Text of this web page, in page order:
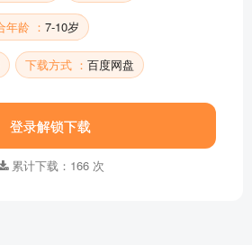
年龄 ： 7-10岁
下载方式 ： 百度网盘
登录解锁下载
累计下载：166 次